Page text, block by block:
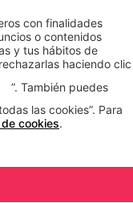
1ª
con finalidades
o contenidos
y tus hábitos de
haciendo clic
”. También puedes
las cookies”. Para
cookies.